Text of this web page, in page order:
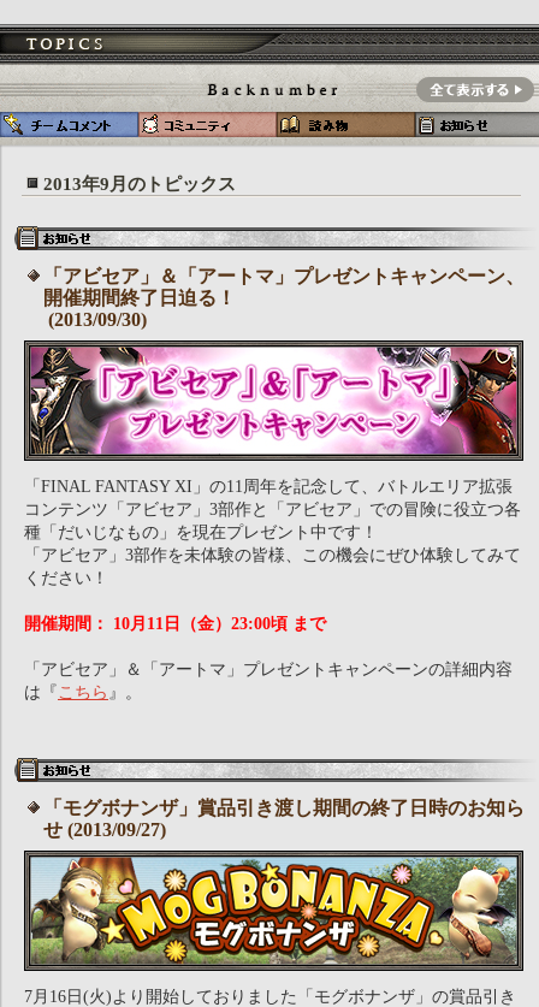
2013年9月のトピックス
「アビセア」＆「アートマ」プレゼントキャンペーン、
開催期間終了日迫る！
(2013/09/30)
「FINAL FANTASY XI」の11周年を記念して、バトルエリア拡張
コンテンツ「アビセア」3部作と「アビセア」での冒険に役立つ各
種「だいじなもの」を現在プレゼント中です！
「アビセア」3部作を未体験の皆様、この機会にぜひ体験してみて
ください！
開催期間： 10月11日（金）23:00頃 まで
「アビセア」＆「アートマ」プレゼントキャンペーンの詳細内容
は『 こちら 』。
「モグボナンザ」賞品引き渡し期間の終了日時のお知ら
せ (2013/09/27)
7月16日(火)より開始しておりました「モグボナンザ」の賞品引き